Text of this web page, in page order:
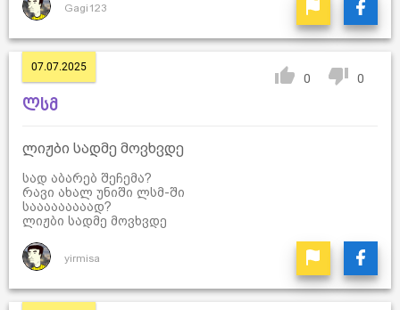
Gagi123
07.07.2025
0 0
ლსმ
ლიჟბი სადმე მოვხვდე
სად აბარებ შეჩემა?
რავი ახალ უნიში ლსმ-ში
სააააააააად?
ლიჟბი სადმე მოვხვდე
yirmisa